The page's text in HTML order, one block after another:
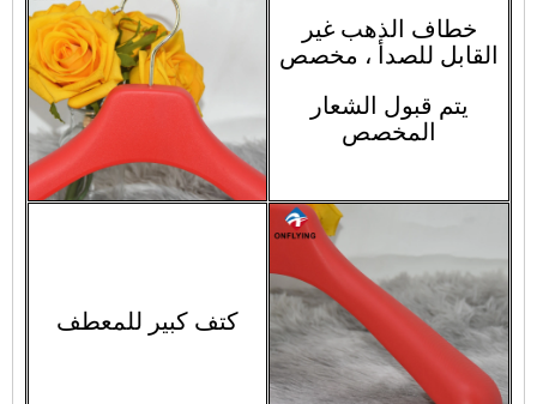
خطاف الذهب غير
القابل للصدأ ، مخصص
يتم قبول الشعار
المخصص
كتف كبير للمعطف